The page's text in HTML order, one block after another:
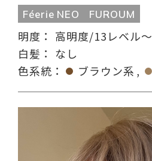
Féerie NEO FUROUM
明度： 高明度/13レベル〜
白髪： なし
色系統：
ブラウン系